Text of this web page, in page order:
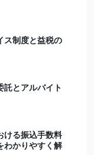
ス制度と益税の
託とアルバイト
ける振込手数料
わかりやすく解